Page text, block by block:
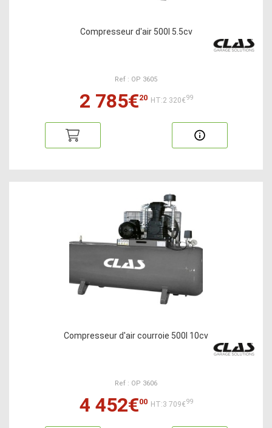
Compresseur d'air 500l 5.5cv
Ref : OP 3605
2 785€20 HT:2 320€99
Compresseur d'air courroie 500l 10cv
Ref : OP 3606
4 452€00 HT:3 709€99